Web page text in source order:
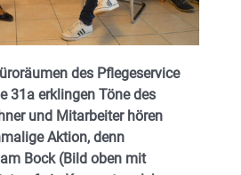
des Pflegeservice
31a erklingen Töne des
und Mitarbeiter hören
Aktion, denn
Bock (Bild oben mit